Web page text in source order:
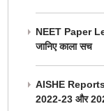
NEET Paper
जानिए काला सच
AISHE Reports:
2022-23 और